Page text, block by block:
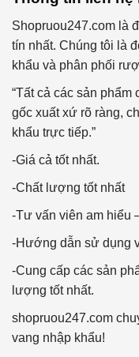
Shopruou247.com là
tín nhất. Chúng tôi là
khẩu và phân phối
“Tất cả các sản phẩm
gốc xuất xứ rõ ràng,
khẩu trực tiếp.”
-Giá cả tốt nhất.
-Chất lượng tốt nhất
-Tư vấn viên am hiểu
-Hướng dẫn sử dụng
-Cung cấp các sản
lượng tốt nhất.
shopruou247.com
vang nhập khẩu!